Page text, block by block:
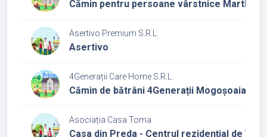
Cămin pentru persoane vârstnice Martha
Asertivo Premium S.R.L.
Asertivo
4Generații Care Home S.R.L.
Cămin de bătrâni 4Generații Mogoșoaia
Asociația Casa Toma
Casa din Preda - Centrul rezidențial de